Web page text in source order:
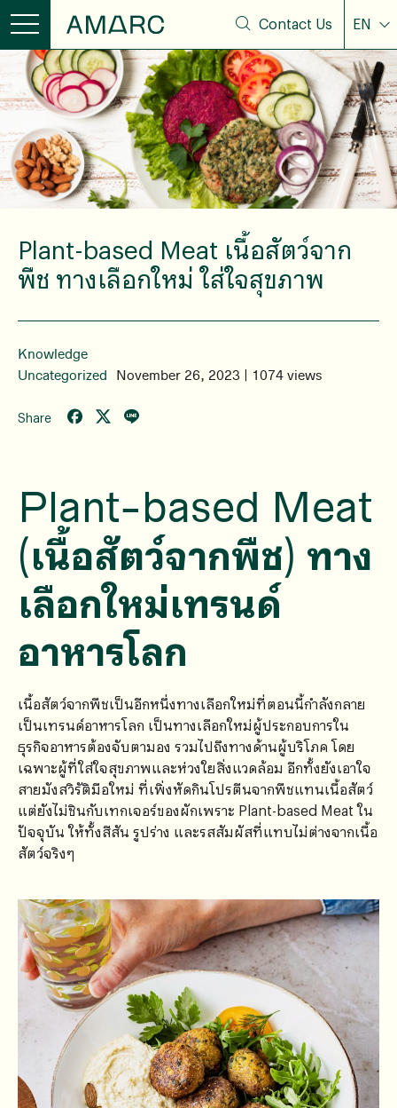
Contact Us EN
Plant-based Meat เนื้อสัตว์จาก
พืช ทางเลือกใหม่ ใส่ใจสุขภาพ
Knowledge
Uncategorized
November 26, 2023 | 1074 views
Share
Plant-based Meat
(เนื้อสัตว์จากพืช) ทาง
เลือกใหม่เทรนด์
อาหารโลก
เนื้อสัตว์จากพืชเป็นอีกหนึ่งทางเลือกใหม่ที่ตอนนี้กำลังกลาย
เป็นเทรนด์อาหารโลก เป็นทางเลือกใหม่ผู้ประกอบการใน
ธุรกิจอาหารต้องจับตามอง รวมไปถึงทางด้านผู้บริโภค โดย
เฉพาะผู้ที่ใส่ใจสุขภาพและห่วงใยสิ่งแวดล้อม อีกทั้งยังเอาใจ
สายมังสวิรัติมือใหม่ ที่เพิ่งหัดกินโปรตีนจากพืชแทนเนื้อสัตว์
แต่ยังไม่ชินกับเทกเจอร์ของผักเพราะ Plant-based Meat ใน
ปัจจุบัน ให้ทั้งสีสัน รูปร่าง และรสสัมผัสที่แทบไม่ต่างจากเนื้อ
สัตว์จริงๆ